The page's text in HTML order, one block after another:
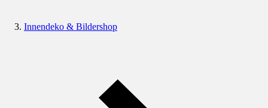
Innendeko & Bildershop